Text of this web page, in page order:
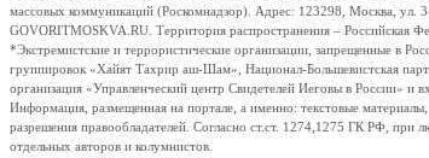
массовых коммуникаций (Роскомнадзор). Адрес: 123298, Москва,
GOVORITMOSKVA.RU. Территория распространения – Российская
*Экстремистские и террористические организации, запрещенные
группировок «Хайят Тахрир аш-Шам», Национал-Большевистская
организация «Управленческий центр Свидетелей Иеговы в России» и
Информация, размещенная на портале, а именно: текстовые
разрешения правообладателей. Согласно ст.ст. 1274,1275 ГК РФ, при
отдельных авторов и колумнистов.